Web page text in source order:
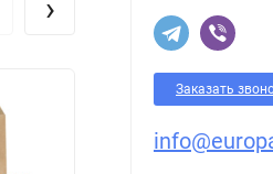
Пакет саше
›
Заказать